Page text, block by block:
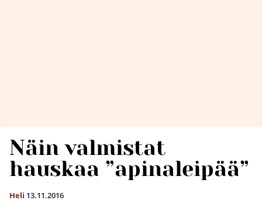
Näin valmistat
hauskaa ”apinaleipää”
Heli 13.11.2016